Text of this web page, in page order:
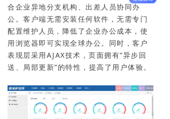
合企业异地分支机构、出差人员协同办
公。客户端无需安装任何软件，无需专门
配置维护人员，降低了企业办公成本，使
用浏览器即可实现全球办公。同时，客户
表现层采用AJAX技术，页面拥有“异步回
送、局部更新”的特性，提高了用户体验。